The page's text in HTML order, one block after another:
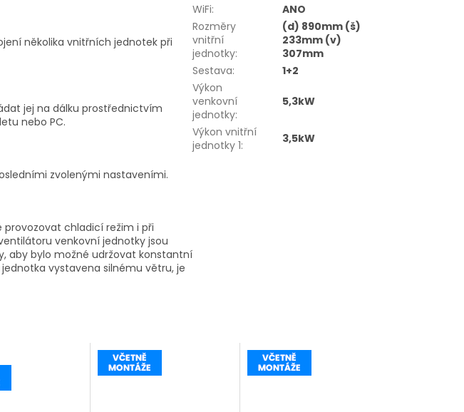
několika vnitřních jednotek při
jej na dálku prostřednictvím
nebo PC.
zvolenými nastaveními.
chladicí režim i při
venkovní jednotky jsou
aby bylo možné udržovat konstantní
vystavena silnému větru, je
WiFi:
ANO
Rozměry
vnitřní
jednotky:
(d) 890mm (š)
233mm (v)
307mm
Sestava:
1+2
Výkon
venkovní
jednotky:
5,3kW
Výkon vnitřní
jednotky 1: 3,5kW